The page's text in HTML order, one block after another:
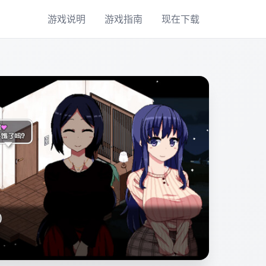
游戏说明 游戏指南 现在下载